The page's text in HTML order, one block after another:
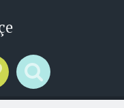
Links
Search